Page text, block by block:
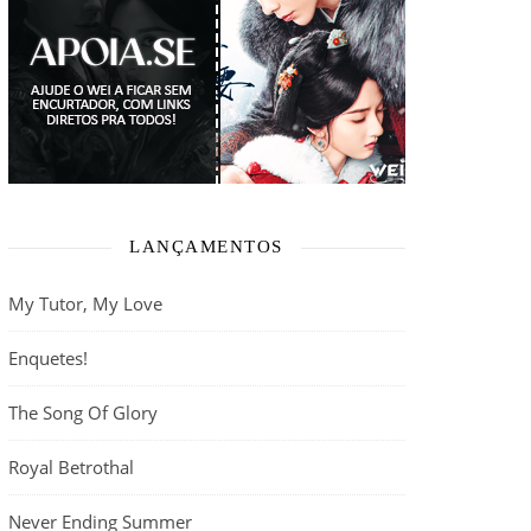
LANÇAMENTOS
My Tutor, My Love
Enquetes!
The Song Of Glory
Royal Betrothal
Never Ending Summer